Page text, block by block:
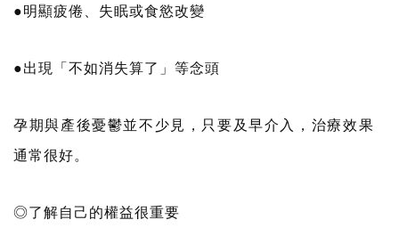
●明顯疲倦、失眠或食慾改變
●出現「不如消失算了」等念頭
孕期與產後憂鬱並不少見，只要及早介入，治療效果
通常很好。
◎了解自己的權益很重要